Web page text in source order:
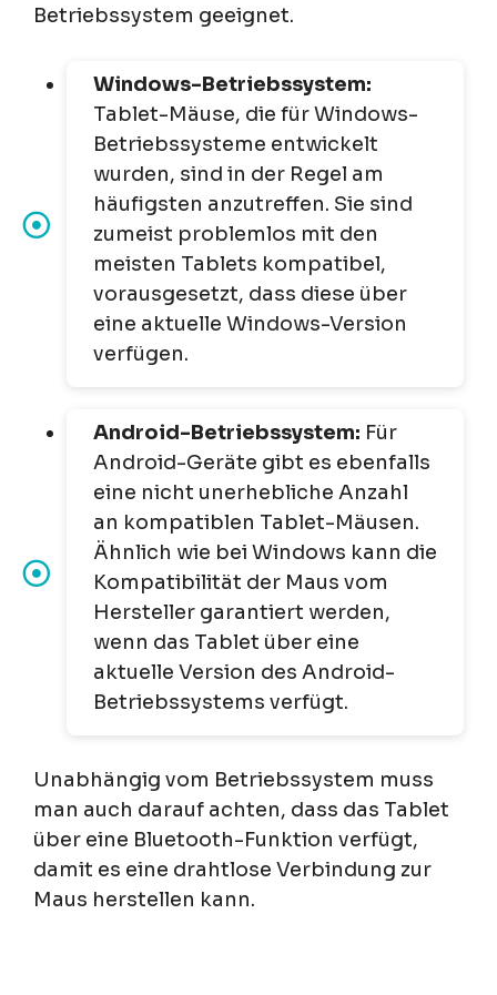
Betriebssystem geeignet.
Windows-Betriebssystem:
Tablet-Mäuse, die für Windows-
Betriebssysteme entwickelt
wurden, sind in der Regel am
häufigsten anzutreffen. Sie sind
zumeist problemlos mit den
meisten Tablets kompatibel,
vorausgesetzt, dass diese über
eine aktuelle Windows-Version
verfügen.
Android-Betriebssystem: Für
Android-Geräte gibt es ebenfalls
eine nicht unerhebliche Anzahl
an kompatiblen Tablet-Mäusen.
Ähnlich wie bei Windows kann die
Kompatibilität der Maus vom
Hersteller garantiert werden,
wenn das Tablet über eine
aktuelle Version des Android-
Betriebssystems verfügt.
Unabhängig vom Betriebssystem muss
man auch darauf achten, dass das Tablet
über eine Bluetooth-Funktion verfügt,
damit es eine drahtlose Verbindung zur
Maus herstellen kann.